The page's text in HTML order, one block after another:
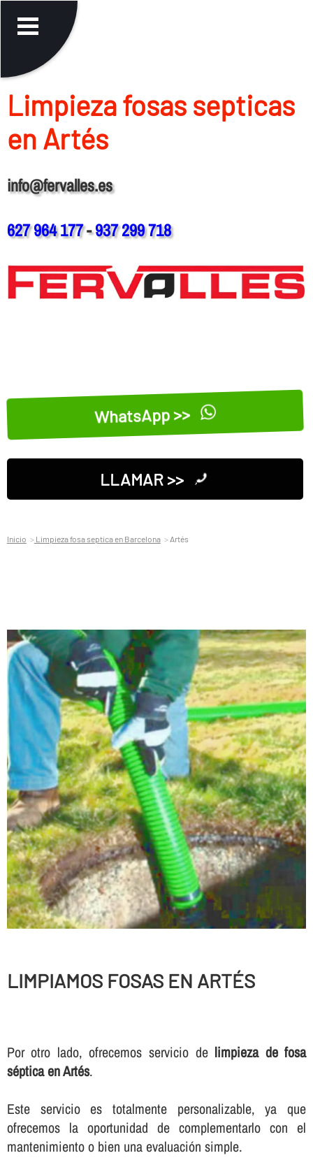
Limpieza fosas septicas
en Artés
info@fervalles.es
627 964 177-937 299 718
WhatsApp >>
LLAMAR >>
Inicio Limpieza fosa septica en Barcelona Artés
LIMPIAMOS FOSAS EN ARTÉS
Por otro lado, ofrecemos servicio de limpieza de fosa
séptica en Artés.
Este servicio es totalmente personalizable, ya que
ofrecemos la oportunidad de complementarlo con el
mantenimiento o bien una evaluación simple.